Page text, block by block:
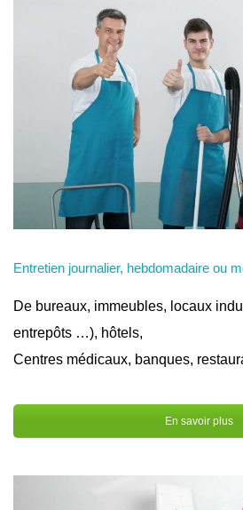
Entretien journalier, hebdomadaire ou
De bureaux, immeubles, locaux
entrepôts …), hôtels,
Centres médicaux, banques,
En savoir plus